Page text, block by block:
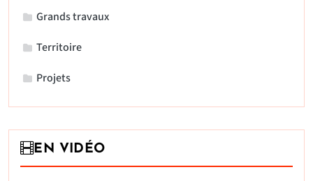
Grands travaux
Territoire
Projets
EN VIDÉO